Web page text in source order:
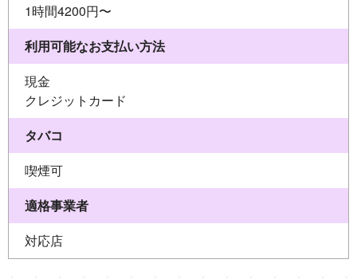
1時間4200円〜
利用可能なお支払い方法
現金
クレジットカード
タバコ
喫煙可
適格事業者
対応店